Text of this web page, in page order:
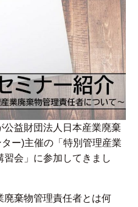
公益財団法人日本産業廃棄
ー)主催の「特別管理産業
会」に参加してきまし
廃棄物管理責任者とは何